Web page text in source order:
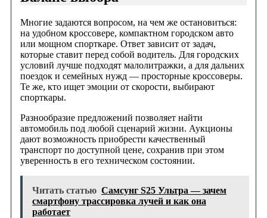
Многие задаются вопросом, на чем же остановиться:
на удобном кроссовере, компактном городском авто
или мощном спорткаре. Ответ зависит от задач,
которые ставит перед собой водитель. Для городских
условий лучше подходят малолитражки, а для дальних
поездок и семейных нужд — просторные кроссоверы.
Те же, кто ищет эмоции от скорости, выбирают
спорткары.
Разнообразие предложений позволяет найти
автомобиль под любой сценарий жизни. Аукционы
дают возможность приобрести качественный
транспорт по доступной цене, сохранив при этом
уверенность в его техническом состоянии.
Читать статью Самсунг S25 Ультра — зачем
смартфону трассировка лучей и как она
работает